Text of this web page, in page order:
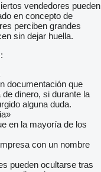
Serbian,
Bulgarian, Latvian,
vendedores pueden
en concepto de
perciben grandes
sin dejar huella.
documentación que
dinero, si durante la
alguna duda.
en la mayoría de los
con un nombre
pueden ocultarse tras